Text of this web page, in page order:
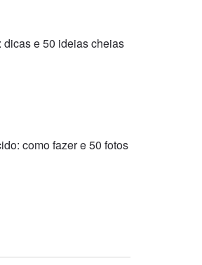
e 50 ideias cheias
como fazer e 50 fotos